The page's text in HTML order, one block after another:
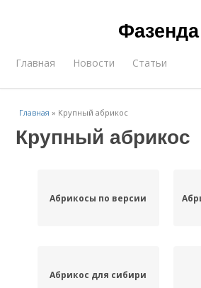
Фазенда
Главная Новости Статьи
Главная » Крупный абрикос
Крупный абрикос
Абрикосы по версии
Абрикос для сибири